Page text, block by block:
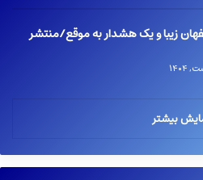
زیبا و یک هشدار به موقع/منتشر
بیشتر